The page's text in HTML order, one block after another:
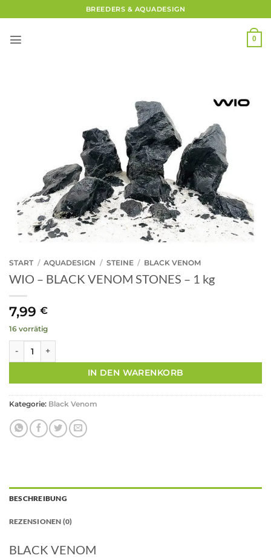
Inhalt
springen
BREEDERS & AQUADESIGN
0
START / AQUADESIGN / STEINE / BLACK VENOM
WIO – BLACK VENOM STONES – 1 kg
7,99 €
16 vorrätig
IN DEN WARENKORB
Kategorie: Black Venom
BESCHREIBUNG
REZENSIONEN (0)
BLACK VENOM